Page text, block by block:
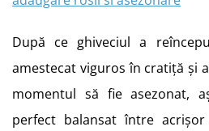
După ce ghiveciul a
amestecat viguros în cratiță și
momentul să fie asezonat,
perfect balansat între